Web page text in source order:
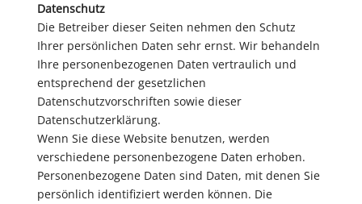
Datenschutz
Die Betreiber dieser Seiten nehmen den Schutz
Ihrer persönlichen Daten sehr ernst. Wir behandeln
Ihre personenbezogenen Daten vertraulich und
entsprechend der gesetzlichen
Datenschutzvorschriften sowie dieser
Datenschutzerklärung.
Wenn Sie diese Website benutzen, werden
verschiedene personenbezogene Daten erhoben.
Personenbezogene Daten sind Daten, mit denen Sie
persönlich identifiziert werden können. Die